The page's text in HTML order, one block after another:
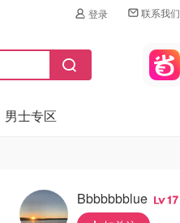
登录 联系我们
男士专区
Bbbbbbblue 17